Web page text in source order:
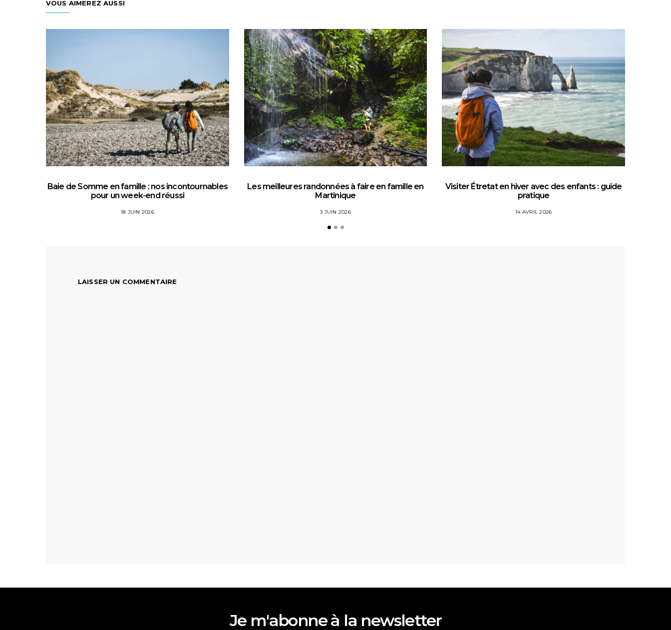
VOUS AIMEREZ AUSSI
Baie de Somme en famille : nos incontournables
pour un week-end réussi
18 JUIN 2026
Les meilleures randonnées à faire en famille en
Martinique
3 JUIN 2026
Visiter Étretat en hiver avec des enfants : guide
pratique
14 AVRIL 2026
LAISSER UN COMMENTAIRE
Je m'abonne à la newsletter